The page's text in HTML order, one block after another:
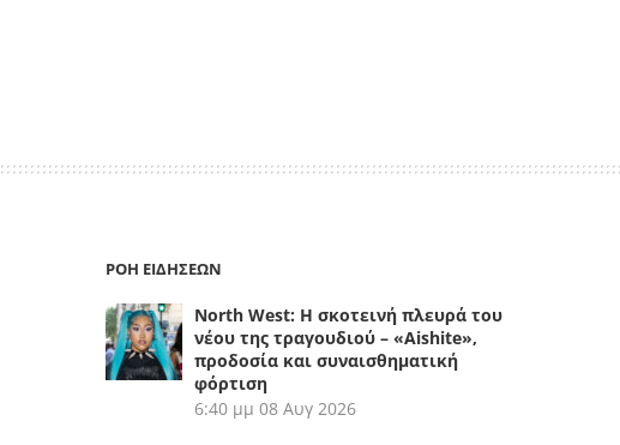
ΡΟΗ ΕΙΔΗΣΕΩΝ
North West: Η σκοτεινή πλευρά του
νέου της τραγουδιού – «Aishite»,
προδοσία και συναισθηματική
φόρτιση
6:40 μμ 08 Αυγ 2026